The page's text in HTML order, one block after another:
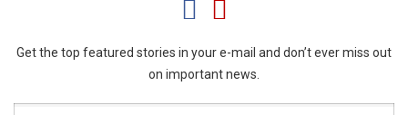
Get the top featured stories in your e-mail and don’t ever miss out
on important news.